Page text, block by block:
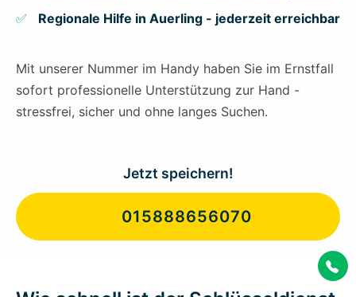
Regionale Hilfe in Auerling - jederzeit erreichbar
Mit unserer Nummer im Handy haben Sie im Ernstfall
sofort professionelle Unterstützung zur Hand -
stressfrei, sicher und ohne langes Suchen.
Jetzt speichern!
015888656070